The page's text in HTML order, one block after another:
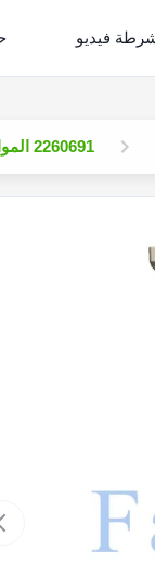
فيديو
2260691 المواد الاستهلاكية حاوية جمع الغبار استبدال فلتر لوحة لجهاز لحام بالليزر